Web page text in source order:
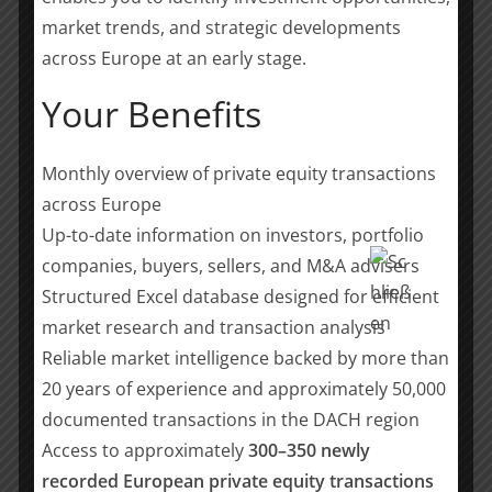
Dr. Jan Engels, Investment Manager beim
HTGF
Das Team von Symphera hat mit
seinem All-in-One-Instrument eine
Operationen möglich zu machen. Der
bereits vorhandene Prototyp von
Symphera hat uns überzeugt und
macht Symphera für uns zu einem
spannenden Investment-Case im
Medtech-Bereich.
Monika Steger, Geschäftsführerin, Bayern
Kapital
Wir sind beeindruckt von Sympheras
Gründern und dem Potenzial, mit
einer intuitiven Lösung die
market trends, and strategic developments
across Europe at an early stage.
Your Benefits
Monthly overview of private equity transactions
across Europe
Up-to-date information on investors, portfolio
companies, buyers, sellers, and M&A advisers
Structured Excel database designed for efficient
market research and transaction analysis
Reliable market intelligence backed by more than
20 years of experience and approximately 50,000
documented transactions in the DACH region
Access to approximately300–350 newly
recorded European private equity transactions